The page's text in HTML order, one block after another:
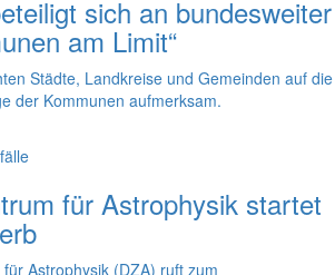
sich an bundesweiter
am Limit“
Städte, Landkreise und Gemeinden auf die
der Kommunen aufmerksam.
für Astrophysik startet
Astrophysik (DZA) ruft zum